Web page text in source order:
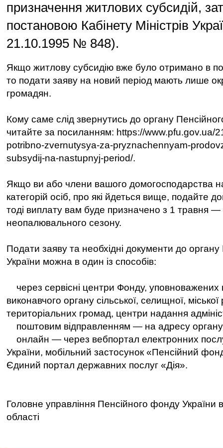
призначення житлових субсидій,
постановою Кабінету Міністрів
21.10.1995 № 848).
Якщо житлову субсидію вже було отримано в
то подати заяву на новий період мають лише
громадян.
Кому саме слід звернутись до органу
читайте за посиланням: https://www.pfu.gov.ua/
potribno-zvernutysya-za-pryznachennyam-
subsydij-na-nastupnyj-period/.
Якщо ви або члени вашого домогосподарства
категорій осіб, про які йдеться вище, подайте
тоді виплату вам буде призначено з 1 травня —
неопалювального сезону.
Подати заяву та необхідні документи до
України можна в один із способів:
через сервісні центри Фонду, уповноважених
виконавчого органу сільської, селищної, міської
територіальних громад, центри надання
поштовим відправленням — на адресу
онлайн — через вебпортал електронних
України, мобільний застосунок «Пенсійний
Єдиний портал державних послуг «Дія».
Головне управління Пенсійного фонду України в
області